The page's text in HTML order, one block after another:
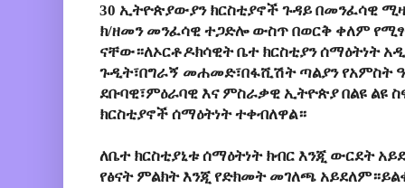
30 ኢትዮጵያውያን ክርስቲያኖች ጉዳይ በመንፈሳዊ
ክ/ዘመን መንፈሳዊ ተጋድሎ ውስጥ በወርቅ ቀለም
ናቸው።ለኦርቶዶክሳዊት ቤተ ክርስቲያን ሰማዕትነት
ጉዲት፣በግራኝ መሐመድ፣በፋሺሽት ጣልያን የአምስት
ደቡባዊ፣ምዕራባዊ እና ምስራቃዊ ኢትዮጵያ በልዩ ልዩ
ክርስቲያኖች ሰማዕትነት ተቀብለዋል።
ለቤተ ክርስቲያኒቱ ሰማዕትነት ክብር እንጂ ውርደት
የፅናት ምልክት እንጂ የድክመት መገለጫ